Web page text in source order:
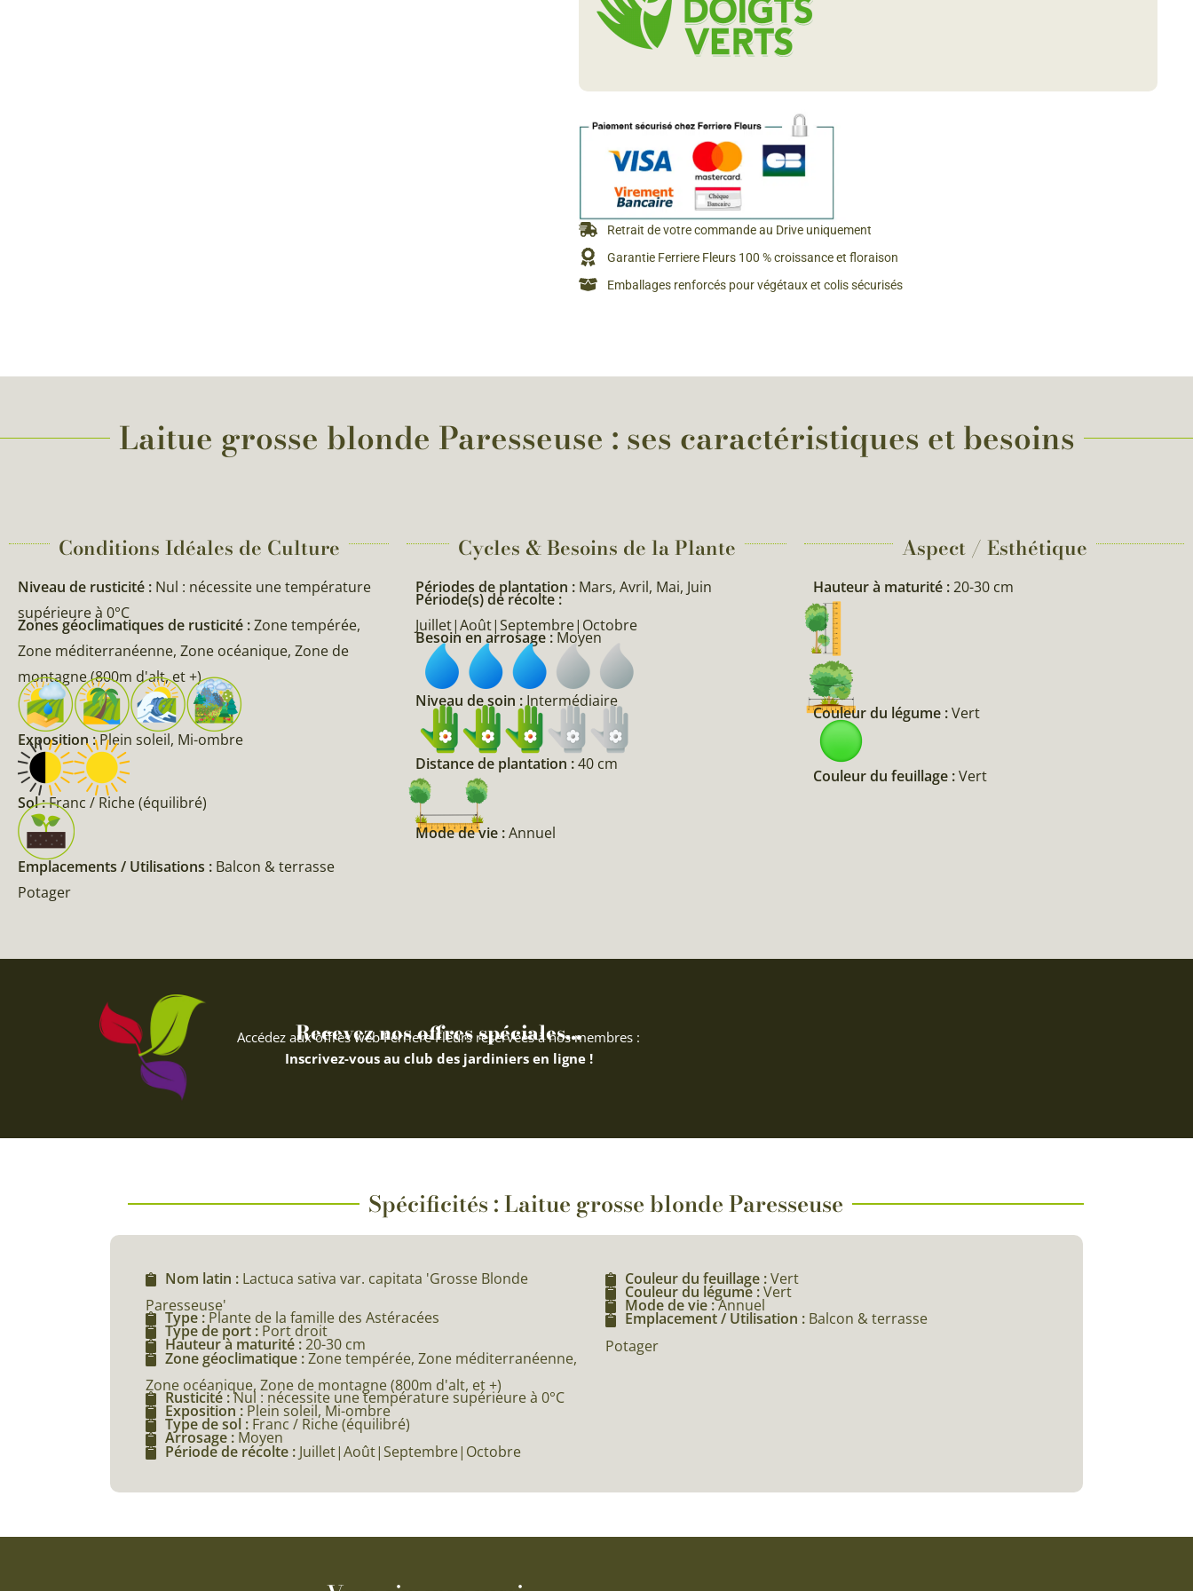
Semences & Graines Spéciales Fraîcheur
d’Antan
Bulbes du Potager
Retrait de votre commande au Drive uniquement
Garantie Ferriere Fleurs 100 % croissance et floraison
Emballages renforcés pour végétaux et colis sécurisés
Laitue grosse blonde Paresseuse : ses caractéristiques et besoins
Conditions Idéales de Culture
Niveau de rusticité : Nul : nécessite une température
supérieure à 0°C
Zones géoclimatiques de rusticité :Zone tempérée,
Zone méditerranéenne, Zone océanique, Zone de
montagne (800m d'alt, et +)
Exposition :Plein soleil, Mi-ombre
Sol :Franc / Riche (équilibré)
Emplacements / Utilisations : Balcon & terrasse
Potager
Cycles & Besoins de la Plante​
Périodes de plantation : Mars, Avril, Mai, Juin
Période(s) de récolte :
Juillet|Août|Septembre|Octobre
Besoin en arrosage : Moyen
Niveau de soin :Intermédiaire
Distance de plantation :40 cm
Mode de vie :Annuel
Aspect / Esthétique
Hauteur à maturité :20-30 cm
Couleur du légume :Vert
Couleur du feuillage :Vert
Recevez nos offres spéciales...
Accédez aux offres web Ferriere Fleurs réservées à nos membres :
Inscrivez-vous au club des jardiniers en ligne !
Spécificités : Laitue grosse blonde Paresseuse
Nom latin : Lactuca sativa var. capitata 'Grosse Blonde
Paresseuse'
Type : Plante de la famille des Astéracées
Type de port : Port droit
Hauteur à maturité :20-30 cm
Zone géoclimatique :Zone tempérée, Zone méditerranéenne,
Zone océanique, Zone de montagne (800m d'alt, et +)
Rusticité :Nul : nécessite une température supérieure à 0°C
Exposition : Plein soleil, Mi-ombre
Type de sol : Franc / Riche (équilibré)
Arrosage : Moyen
Période de récolte : Juillet|Août|Septembre|Octobre
Couleur du feuillage :Vert
Couleur du légume :Vert
Mode de vie :Annuel
Emplacement / Utilisation : Balcon & terrasse
Potager